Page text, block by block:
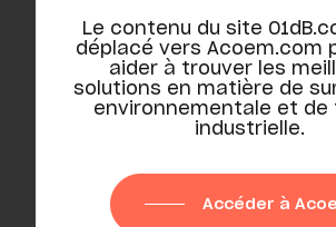
Le contenu du site
déplacé vers Acoem.com
aider à trouver les
solutions en matière de
environnementale et de
industrielle.
Accéder à